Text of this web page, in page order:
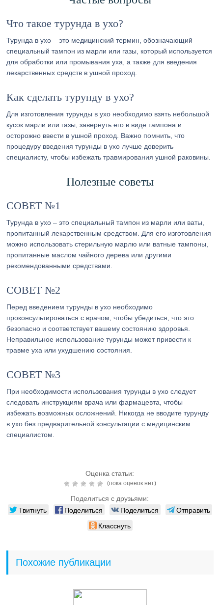
Что такое турунда в ухо?
Турунда в ухо – это медицинский термин, обозначающий
специальный тампон из марли или газы, который используется
для обработки или промывания уха, а также для введения
лекарственных средств в ушной проход.
Как сделать турунду в ухо?
Для изготовления турунды в ухо необходимо взять небольшой
кусок марли или газы, завернуть его в виде тампона и
осторожно ввести в ушной проход. Важно помнить, что
процедуру введения турунды в ухо лучше доверить
специалисту, чтобы избежать травмирования ушной раковины.
Полезные советы
СОВЕТ №1
Турунда в ухо – это специальный тампон из марли или ваты,
пропитанный лекарственным средством. Для его изготовления
можно использовать стерильную марлю или ватные тампоны,
пропитанные маслом чайного дерева или другими
рекомендованными средствами.
СОВЕТ №2
Перед введением турунды в ухо необходимо
проконсультироваться с врачом, чтобы убедиться, что это
безопасно и соответствует вашему состоянию здоровья.
Неправильное использование турунды может привести к
травме уха или ухудшению состояния.
СОВЕТ №3
При необходимости использования турунды в ухо следует
следовать инструкциям врача или фармацевта, чтобы
избежать возможных осложнений. Никогда не вводите турунду
в ухо без предварительной консультации с медицинским
специалистом.
Оценка статьи:
(пока оценок нет)
Поделиться с друзьями:
Твитнуть Поделиться Поделиться
Отправить
Класснуть
Похожие публикации